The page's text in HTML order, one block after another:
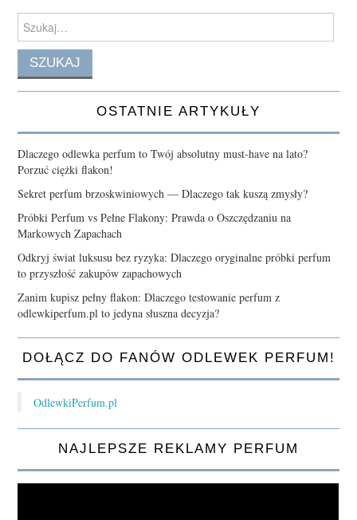
Search
for:
OSTATNIE ARTYKUŁY
Dlaczego odlewka perfum to Twój absolutny must-have na lato?
Porzuć ciężki flakon!
Sekret perfum brzoskwiniowych — Dlaczego tak kuszą zmysły?
Próbki Perfum vs Pełne Flakony: Prawda o Oszczędzaniu na
Markowych Zapachach
Odkryj świat luksusu bez ryzyka: Dlaczego oryginalne próbki perfum
to przyszłość zakupów zapachowych
Zanim kupisz pełny flakon: Dlaczego testowanie perfum z
odlewkiperfum.pl to jedyna słuszna decyzja?
DOŁĄCZ DO FANÓW ODLEWEK PERFUM!
OdlewkiPerfum.pl
NAJLEPSZE REKLAMY PERFUM